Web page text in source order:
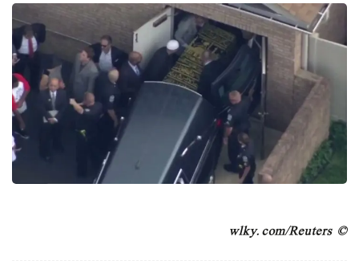
© wlky.com/Reuters